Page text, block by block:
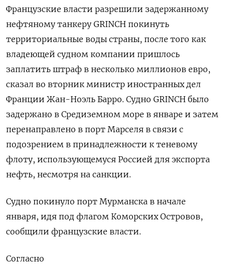
Французские власти разрешили задержанному
‌нефтяному танкеру GRINCH покинуть
территориальные воды страны, после того ​как ​
владеющей судном компании ​пришлось
заплатить ⁠штраф в ‌несколько миллионов ‌евро,
сказал во вторник министр иностранных ​дел
Франции Жан-‌Ноэль Барро. Судно GRINCH было ​
задержано в Средиземном море ‌в январе и затем
перенаправлено в порт Марселя ​в ​связи ‌с
подозрением в принадлежности к ​теневому
флоту, использующемуся Россией для экспорта
нефть, несмотря на санкции.
Судно покинуло порт Мурманска в начале
января, ​идя под флагом ⁠Коморских Островов,
сообщили французские ‌власти.
Согласно